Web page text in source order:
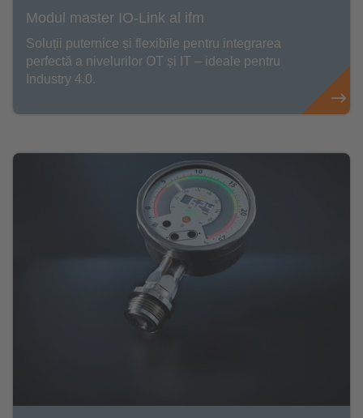
Modul master IO-Link al ifm
Soluții puternice și flexibile pentru integrarea
perfectă a nivelurilor OT și IT – ideale pentru
Industry 4.0.